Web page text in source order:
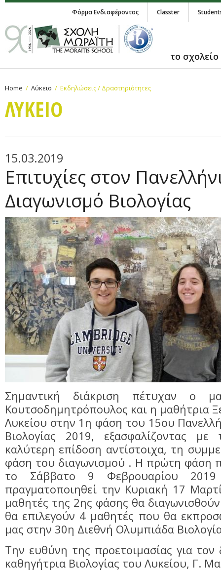
Φόρμα Ενδιαφέροντος Classter
το σχολείο
Home Λύκειο Εκδηλώσεις / Δραστηριότητες
ΛΥΚΕΙΟ
15.03.2019
Επιτυχίες στον
Διαγωνισμό Βιολογίας
Σημαντική διάκριση πέτυχαν ο
Κουτσοδημητρόπουλος και η μαθήτρια
Λυκείου στην 1η φάση του 15ου
Βιολογίας 2019, εξασφαλίζοντας
καλύτερη επίδοση αντίστοιχα, τη
φάση του διαγωνισμού . Η πρώτη φάση
το Σάββατο 9 Φεβρουαρίου
πραγματοποιηθεί την Κυριακή 17
μαθητές της 2ης φάσης θα
θα επιλεγούν 4 μαθητές που θα
μας στην 30η Διεθνή Ολυμπιάδα
Την ευθύνη της προετοιμασίας για τον
καθηγήτρια Βιολογίας του Λυκείου, Γ.